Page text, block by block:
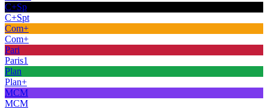
C+Sp
C+Spt
Com+
Com+
Pari
Paris1
Plan
Plan+
MCM
MCM